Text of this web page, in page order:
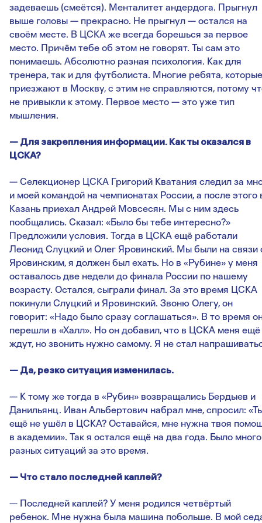
задеваешь (смеётся). Менталитет андердога. Прыгнул
выше головы — прекрасно. Не прыгнул — остался на
своём месте. В ЦСКА же всегда борешься за первое
место. Причём тебе об этом не говорят. Ты сам это
понимаешь. Абсолютно разная психология. Как для
тренера, так и для футболиста. Многие ребята, которые
приезжают в Москву, с этим не справляются, потому
не привыкли к этому. Первое место — это уже тип
мышления.
— Для закрепления информации. Как ты оказался в
ЦСКА?
— Селекционер ЦСКА Григорий Кватания следил за
и моей командой на чемпионатах России, а после этого
Казань приехал Андрей Мовсесян. Мы с ним здесь
пообщались. Сказал: «Было бы тебе интересно?»
Предложили условия. Тогда в ЦСКА ещё работали
Леонид Слуцкий и Олег Яровинский. Мы были на связи
Яровинским, я должен был ехать. Но в «Рубине» у меня
оставалось две недели до финала России по нашему
возрасту. Остался, сыграли финал. За это время ЦСКА
покинули Слуцкий и Яровинский. Звоню Олегу, он
говорит: «Надо было сразу соглашаться». В то время
перешли в «Халл». Но он добавил, что в ЦСКА меня ещё
ждут, но звонить нужно самому. Я не стал
— Да, резко ситуация изменилась.
— К тому же тогда в «Рубин» возвращались Бердыев и
Данильянц. Иван Альбертович набрал мне, спросил:
ещё не ушёл в ЦСКА? Оставайся, мне нужна твоя
в академии». Так я остался ещё на два года. Было много
разных ситуаций за это время.
— Что стало последней каплей?
— Последней каплей? У меня родился четвёртый
ребенок. Мне нужна была машина побольше. В мой